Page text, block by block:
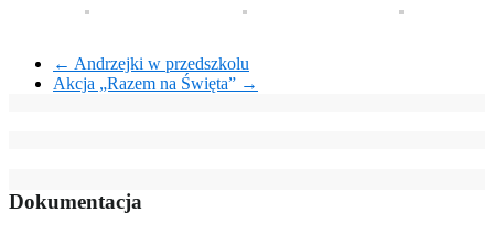
← Andrzejki w przedszkolu
Akcja „Razem na Święta” →
Dokumentacja